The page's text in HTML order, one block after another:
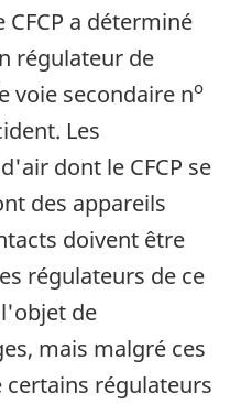
a déterminé
régulateur de
voie secondaire no
Les
dont le CFCP se
des appareils
doivent être
régulateurs de ce
de
mais malgré ces
régulateurs